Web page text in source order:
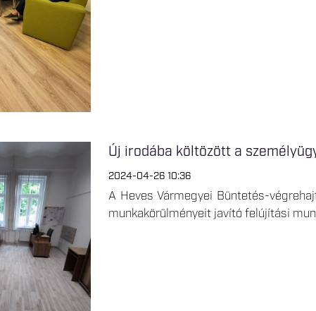
Új irodába költözött a
2024-04-26 10:36
A Heves Vármegyei Büntetés-
munkakörülményeit javító felújítási